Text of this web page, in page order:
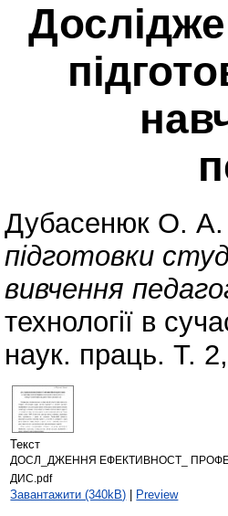
Дубасенюк О. А.
підготовки
вивчення
технології в
наук. праць. Т.
Текст
ДОСЛ_ДЖЕННЯ ЕФЕКТИВНОСТ_
ДИС.pdf
Завантажити (340kB) Preview